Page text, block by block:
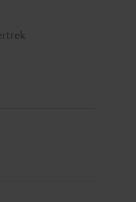
Nederlandse of
op te nemen
onder de 18 jaar
te infomeren naar